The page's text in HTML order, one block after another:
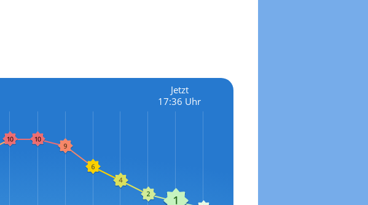
Jetzt
17:36 Uhr